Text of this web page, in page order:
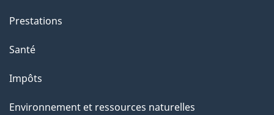
Prestations
Santé
Impôts
Environnement et ressources naturelles